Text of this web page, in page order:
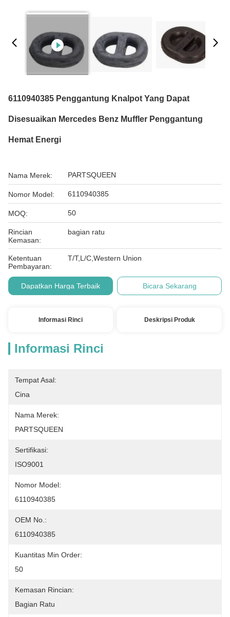
6110940385 Penggantung Knalpot Yang Dapat
Disesuaikan Mercedes Benz Muffler Penggantung
Hemat Energi
Nama Merek: PARTSQUEEN
Nomor Model: 6110940385
MOQ: 50
Rincian
Kemasan:
bagian ratu
Ketentuan
Pembayaran:
T/T,L/C,Western Union
Dapatkan Harga Terbaik Bicara Sekarang
Informasi Rinci Deskripsi Produk
Informasi Rinci
Tempat Asal:
Cina
Nama Merek:
PARTSQUEEN
Sertifikasi:
ISO9001
Nomor Model:
6110940385
OEM No.:
6110940385
Kuantitas Min Order:
50
Kemasan Rincian:
Bagian Ratu